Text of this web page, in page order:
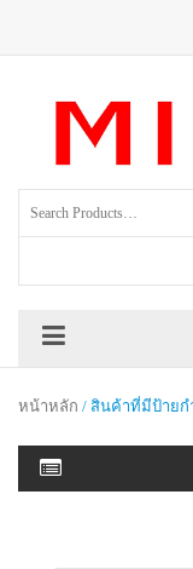
หน้าหลัก / สินค้าที่มีป้ายก